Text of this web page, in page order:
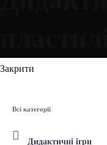
Закрити
Всі категорії
Дидактичні ігри